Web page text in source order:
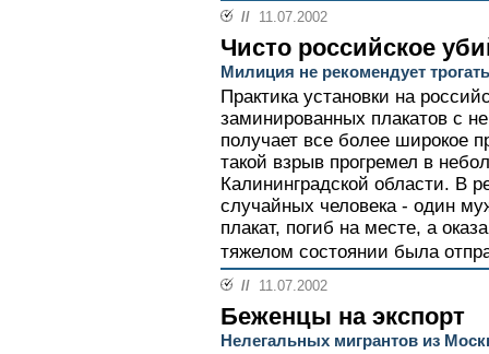
// 11.07.2002
Чисто российское
Милиция не рекомендует
Практика установки на
заминированных плакатов с
получает все более широкое
такой взрыв прогремел в
Калининградской области. В
случайных человека - один
плакат, погиб на месте, а
тяжелом состоянии была
// 11.07.2002
Беженцы на экспорт
Нелегальных мигрантов из